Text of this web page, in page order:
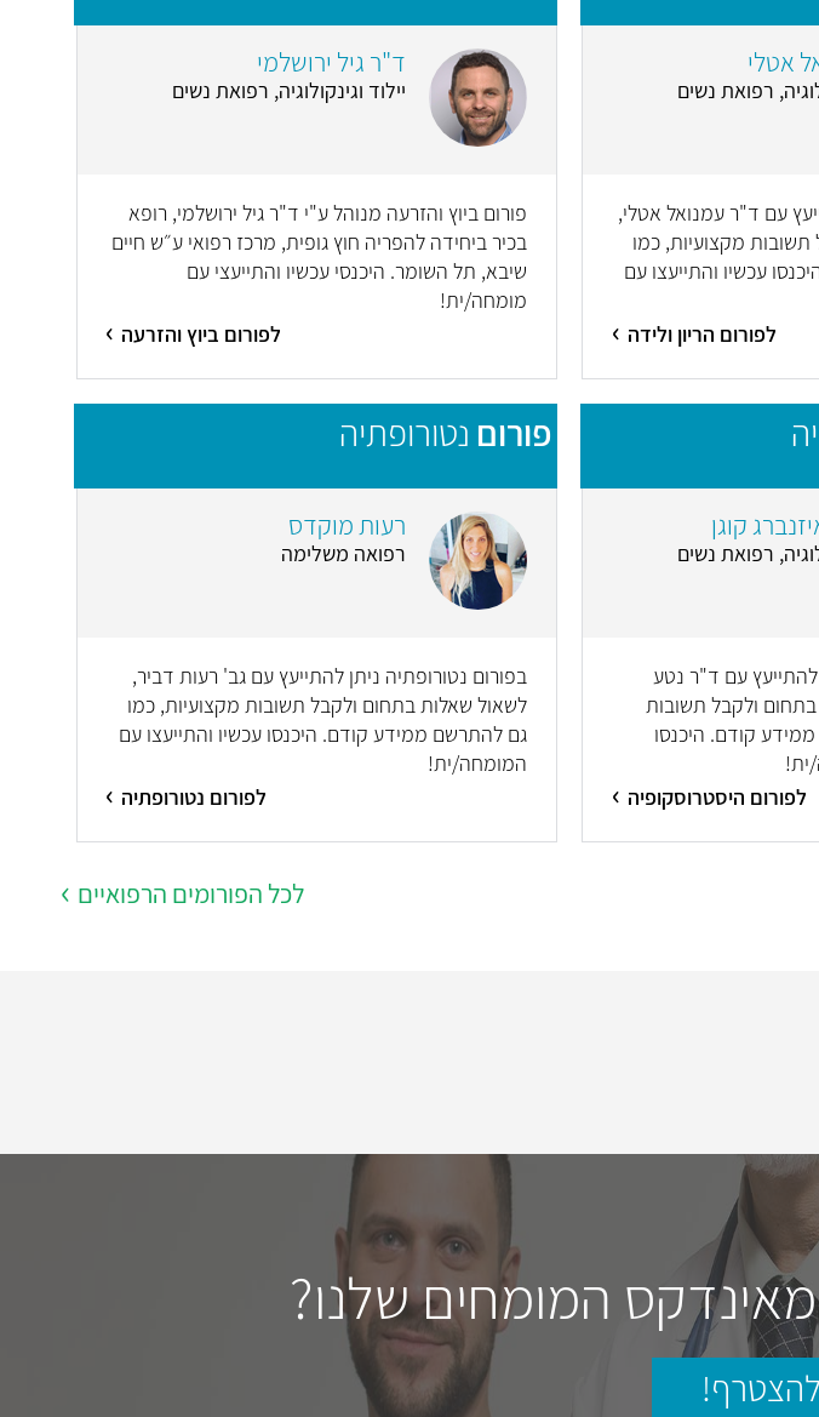
אטלי
רפואת נשים
עם ד"ר עמנואל אטלי,
מקצועיות, כמו
עכשיו והתייעצו עם
לפורום הריון ולידה
ד"ר גיל ירושלמי
יילוד וגינקולוגיה, רפואת נשים
פורום ביוץ והזרעה מנוהל ע"י ד"ר גיל ירושלמי, רופא
בכיר ביחידה להפריה חוץ גופית, מרכז רפואי ע״ש חיים
שיבא, תל השומר. היכנסי עכשיו והתייעצי עם
מומחה/ית!
לפורום ביוץ והזרעה
קוגן
רפואת נשים
להתייעץ עם ד"ר נטע
בתחום ולקבל תשובות
קודם. היכנסו
ית!
לפורום היסטרוסקופיה
פורום נטורופתיה
רעות מוקדס
רפואה משלימה
בפורום נטורופתיה ניתן להתייעץ עם גב' רעות דביר,
לשאול שאלות בתחום ולקבל תשובות מקצועיות, כמו
גם להתרשם ממידע קודם. היכנסו עכשיו והתייעצו עם
המומחה/ית!
לפורום נטורופתיה
לכל הפורומים הרפואיים
המומחים שלנו?